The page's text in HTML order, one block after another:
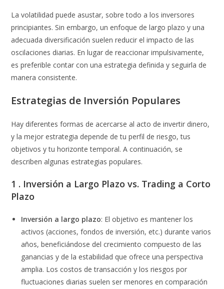
La volatilidad puede asustar, sobre todo a los inversores
principiantes. Sin embargo, un enfoque de largo plazo y una
adecuada diversificación suelen reducir el impacto de las
oscilaciones diarias. En lugar de reaccionar impulsivamente,
es preferible contar con una estrategia definida y seguirla de
manera consistente.
Estrategias de Inversión Populares
Hay diferentes formas de acercarse al acto de invertir dinero,
y la mejor estrategia depende de tu perfil de riesgo, tus
objetivos y tu horizonte temporal. A continuación, se
describen algunas estrategias populares.
1 . Inversión a Largo Plazo vs. Trading a Corto
Plazo
Inversión a largo plazo: El objetivo es mantener los
activos (acciones, fondos de inversión, etc.) durante varios
años, beneficiándose del crecimiento compuesto de las
ganancias y de la estabilidad que ofrece una perspectiva
amplia. Los costos de transacción y los riesgos por
fluctuaciones diarias suelen ser menores en comparación